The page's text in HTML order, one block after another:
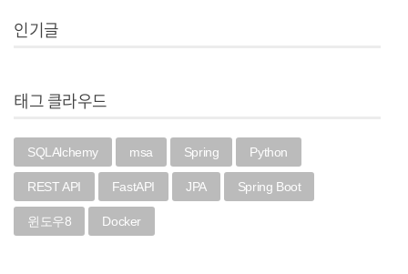
인기글
태그 클라우드
SQLAlchemy msa Spring Python
REST API FastAPI JPA Spring Boot
윈도우8 Docker